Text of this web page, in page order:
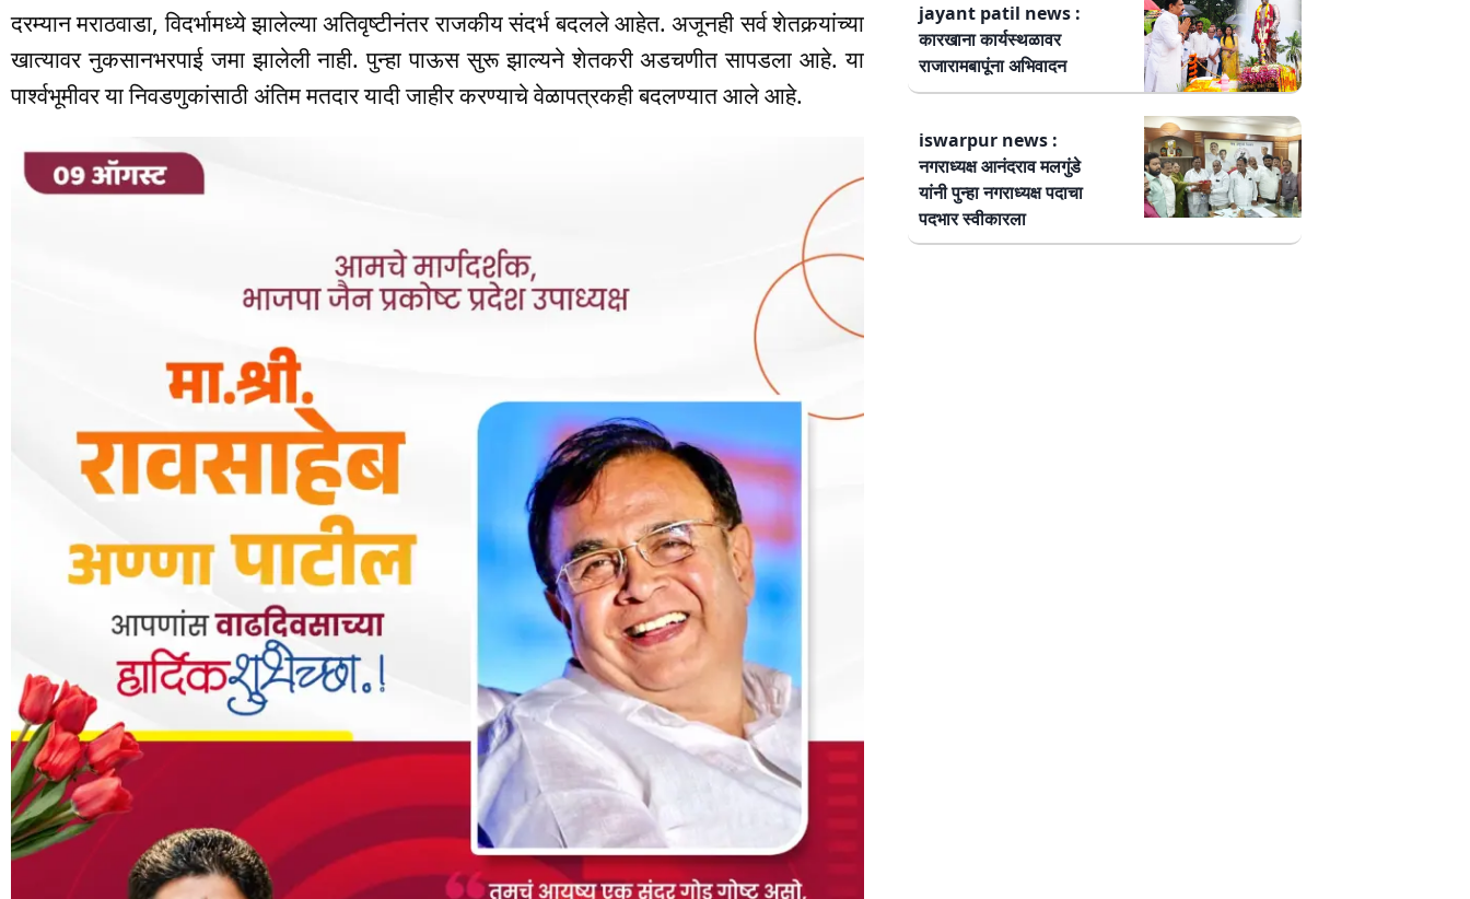
दरम्यान मराठवाडा, विदर्भामध्ये झालेल्या अतिवृष्टीनंतर राजकीय संदर्भ बदलले आहेत. अजूनही सर्व शेतकर्‍यांच्या
खात्यावर नुकसानभरपाई जमा झालेली नाही. पुन्हा पाऊस सुरू झाल्यने शेतकरी अडचणीत सापडला आहे. या
पार्श्वभूमीवर या निवडणुकांसाठी अंतिम मतदार यादी जाहीर करण्याचे वेळापत्रकही बदलण्यात आले आहे.
jayant patil news :
कारखाना कार्यस्थळावर
राजारामबापूंना अभिवादन
iswarpur news :
नगराध्यक्ष आनंदराव मलगुंडे
यांनी पुन्हा नगराध्यक्ष पदाचा
पदभार स्वीकारला